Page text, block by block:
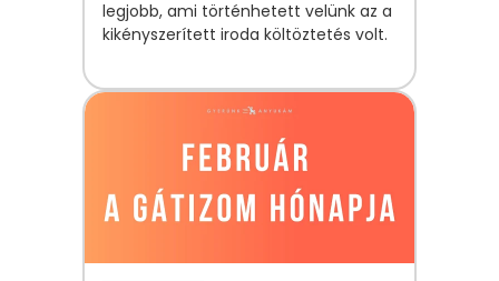
legjobb, ami történhetett velünk az a
kikényszerített iroda költöztetés volt.